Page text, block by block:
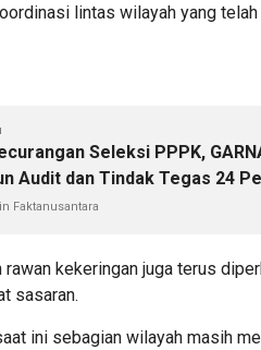
lintas wilayah yang telah
Seleksi PPPK,
Audit dan Tindak Tegas 24
Faktanusantara
kekeringan juga terus
sasaran.
ini sebagian wilayah masih